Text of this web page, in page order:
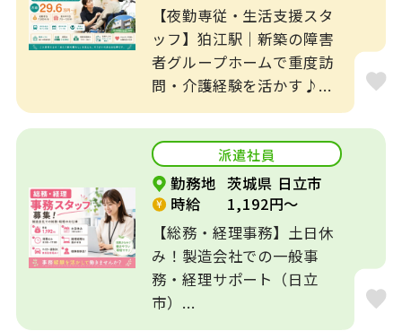
乳児保育 駅徒歩圏内
主婦が活躍
ミドル世代が活躍 交通費支給
16時で帰れる
社員の登用あり
【夜勤専従・生活支援スタ
ッフ】狛江駅｜新築の障害
者グループホームで重度訪
問・介護経験を活かす♪...
派遣社員
勤務地 茨城県 日立市
時給
1,192円～
【総務・経理事務】土日休
み！製造会社での一般事
務・経理サポート（日立
市）...